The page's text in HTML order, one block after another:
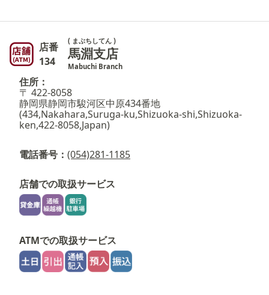
店番
134
( まぶちしてん )
馬淵支店
Mabuchi Branch
住所：
〒 422-8058
静岡県静岡市駿河区中原434番地
(434,Nakahara,Suruga-ku,Shizuoka-shi,Shizuoka-
ken,422-8058,Japan)
電話番号： (054)281-1185
店舗での取扱サービス
ATMでの取扱サービス